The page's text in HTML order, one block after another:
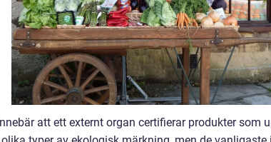
att ett externt organ certifierar produkter som